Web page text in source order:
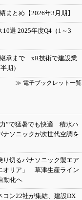
まとめ【2026年3月期】
10選 2025年度Q4（1～3
承まで xR技術で建設業
期）
≫ 電子ブックレット一覧
”で猛暑でも快適 積水ハ
ナソニックが次世代空調を
り切るパナソニック製エア
オリア」 草津生産ライン
動化へ
コン22社が集結、建設DX